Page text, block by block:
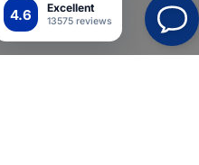
4.6 Excellent
13575 reviews